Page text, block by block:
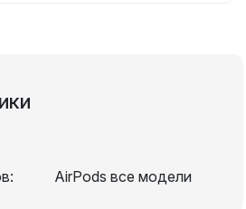
AirPods все модели